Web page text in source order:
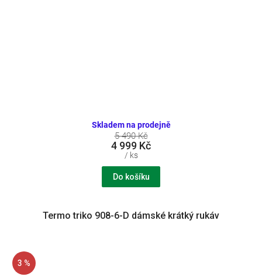
Skladem na prodejně
5 490 Kč
4 999 Kč
/ ks
Do košíku
3 %
Termo triko 908-6-D dámské krátký rukáv